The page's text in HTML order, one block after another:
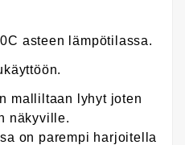
asteen lämpötilassa.
malliltaan lyhyt joten
näkyville.
on parempi harjoitella